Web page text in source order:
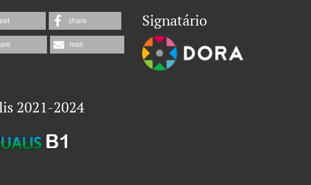
share
mail
Signatário
2021-2024